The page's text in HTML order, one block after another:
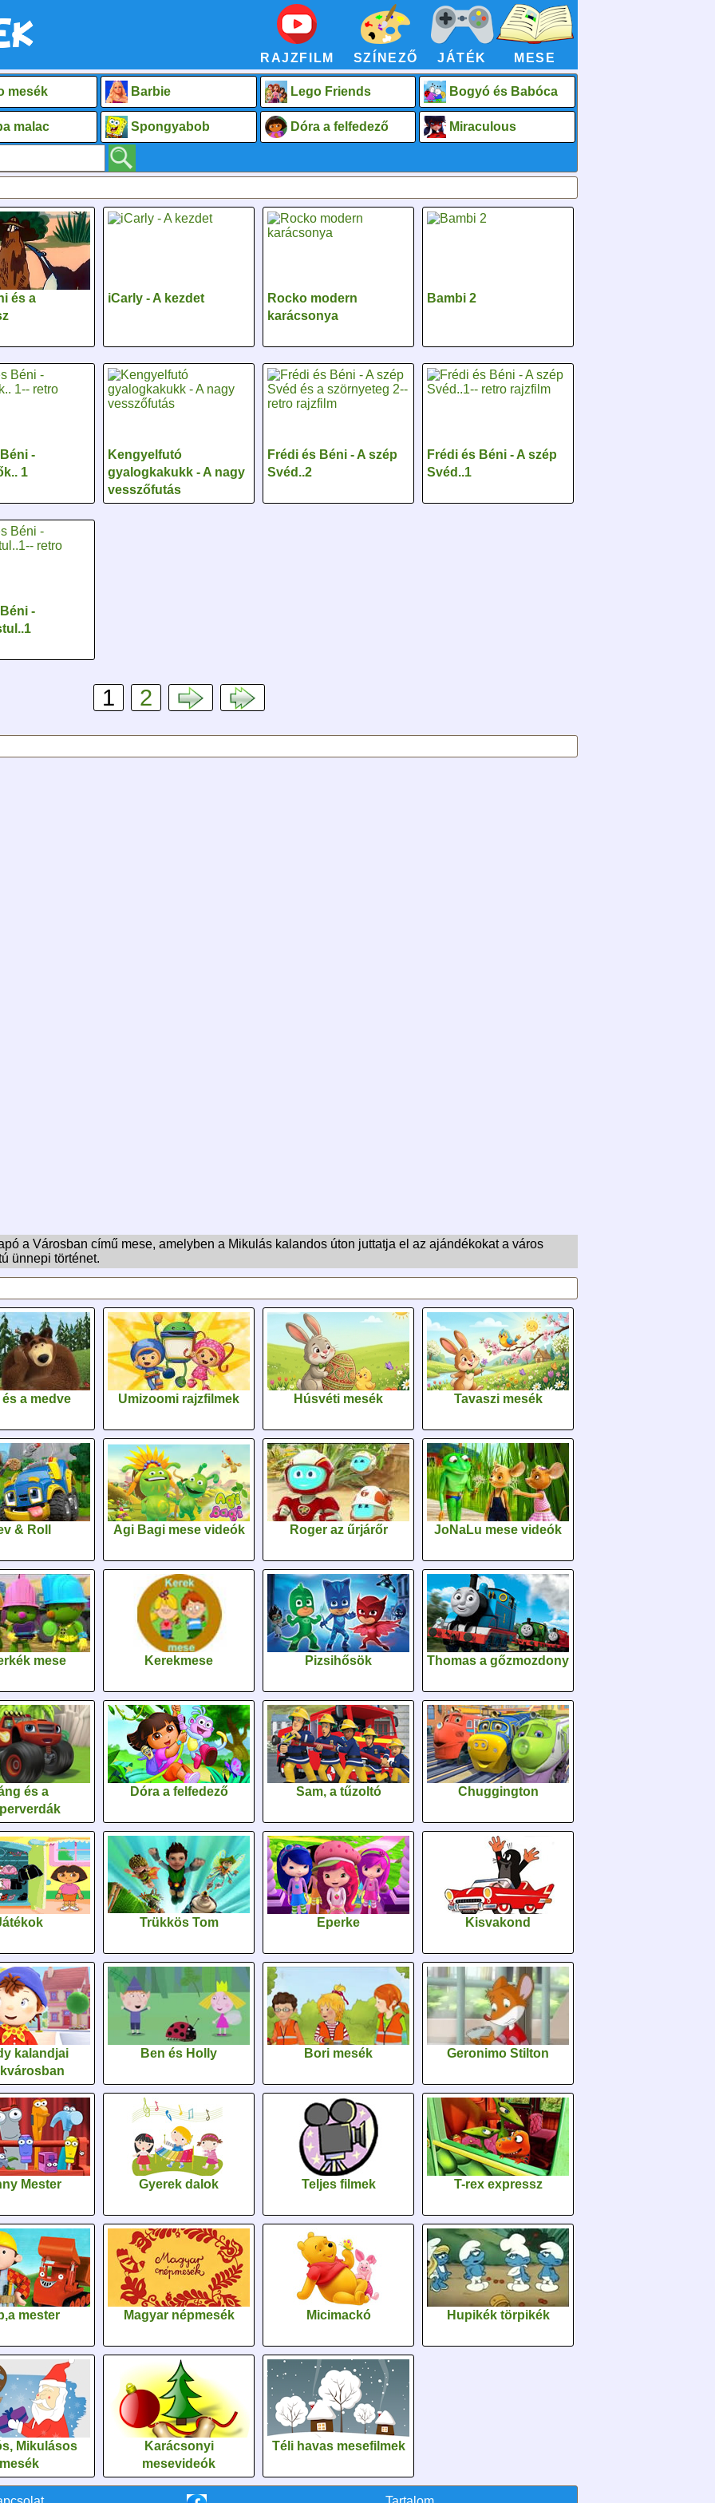
RAJZFILM SZÍNEZŐ JÁTÉK MESE
mesék Barbie Lego Friends Bogyó és Babóca
malac Spongyabob Dóra a felfedező Miraculous
és a
iCarly - A kezdet
Rocko modern
karácsonya
Bambi 2
-
1
Kengyelfutó
gyalogkakukk - A nagy
vesszőfutás
Frédi és Béni - A szép
Svéd..2
Frédi és Béni - A szép
Svéd..1
-
1 2
a Városban című mese, amelyben a Mikulás kalandos úton juttatja el az ajándékokat a város
ünnepi történet.
és a medve Umizoomi rajzfilmek Húsvéti mesék Tavaszi mesék
& Roll Agi Bagi mese videók Roger az űrjárőr JoNaLu mese videók
mese Kerekmese Pizsihősök Thomas a gőzmozdony
és a
Dóra a felfedező Sam, a tűzoltó Chuggington
Trükkös Tom Eperke Kisvakond
kalandjai
Ben és Holly Bori mesék Geronimo Stilton
Mester Gyerek dalok Teljes filmek T-rex expressz
mester Magyar népmesék Micimackó Hupikék törpikék
Mikulásos
mesék
Karácsonyi
mesevideók
Téli havas mesefilmek